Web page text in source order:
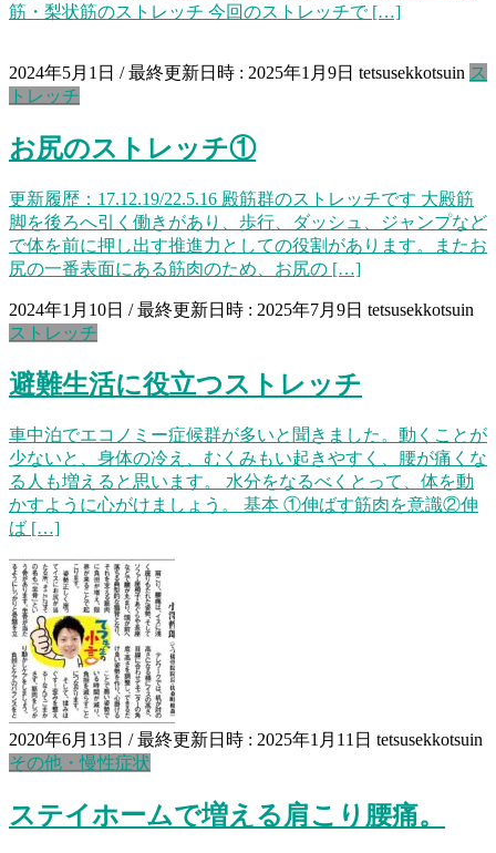
筋・梨状筋のストレッチ 今回のストレッチで […]
2024年5月1日 / 最終更新日時 : 2025年1月9日 tetsusekkotsuin ス
トレッチ
お尻のストレッチ①
更新履歴：17.12.19/22.5.16 殿筋群のストレッチです 大殿筋
脚を後ろへ引く働きがあり、歩行、ダッシュ、ジャンプなど
で体を前に押し出す推進力としての役割があります。またお
尻の一番表面にある筋肉のため、お尻の […]
2024年1月10日 / 最終更新日時 : 2025年7月9日 tetsusekkotsuin
ストレッチ
避難生活に役立つストレッチ
車中泊でエコノミー症候群が多いと聞きました。動くことが
少ないと、身体の冷え、むくみもい起きやすく、腰が痛くな
る人も増えると思います。 水分をなるべくとって、体を動
かすように心がけましょう。 基本 ①伸ばす筋肉を意識②伸
ば […]
2020年6月13日 / 最終更新日時 : 2025年1月11日 tetsusekkotsuin
その他・慢性症状
ステイホームで増える肩こり腰痛。